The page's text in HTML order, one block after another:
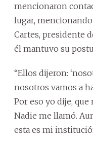
mencionaron
lugar, mencionando
Cartes, presidente
él mantuvo su
“Ellos dijeron:
nosotros vamos a
Por eso yo dije,
Nadie me llamó.
esta es mi